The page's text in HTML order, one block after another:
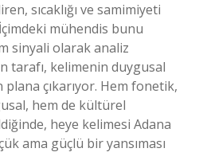
sıcaklığı ve samimiyeti
mühendis bunu
sinyali olarak analiz
tarafı, kelimenin duygusal
çıkarıyor. Hem fonetik,
hem de kültürel
heye kelimesi Adana
ama güçlü bir yansıması